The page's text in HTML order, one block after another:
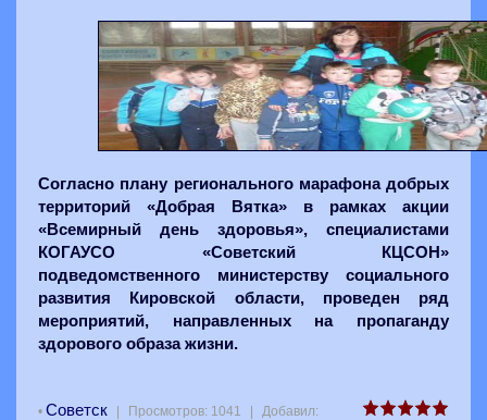
Согласно плану регионального марафона добрых
территорий «Добрая Вятка» в рамках акции
«Всемирный день здоровья», специалистами
КОГАУСО «Советский КЦСОН»
подведомственного министерству социального
развития Кировской области, проведен ряд
мероприятий, направленных на пропаганду
здорового образа жизни.
• Советск Просмотров: 1041 Добавил: